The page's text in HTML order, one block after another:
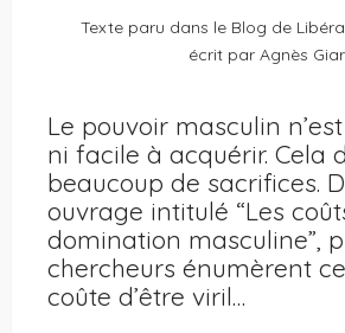
Texte paru dans le Blog de
écrit par Agnès
Le pouvoir masculin
ni facile à acquérir. Cela
beaucoup de sacrifices.
ouvrage intitulé “Les
domination masculine”,
chercheurs énumèrent ce
coûte d’être viril…